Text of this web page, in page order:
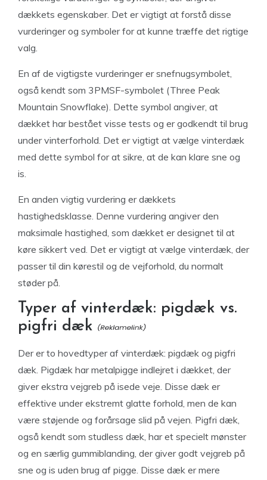
dækkets egenskaber. Det er vigtigt at forstå disse
vurderinger og symboler for at kunne træffe det rigtige
valg.
En af de vigtigste vurderinger er snefnugsymbolet,
også kendt som 3PMSF-symbolet (Three Peak
Mountain Snowflake). Dette symbol angiver, at
dækket har bestået visse tests og er godkendt til brug
under vinterforhold. Det er vigtigt at vælge vinterdæk
med dette symbol for at sikre, at de kan klare sne og
is.
En anden vigtig vurdering er dækkets
hastighedsklasse. Denne vurdering angiver den
maksimale hastighed, som dækket er designet til at
køre sikkert ved. Det er vigtigt at vælge vinterdæk, der
passer til din kørestil og de vejforhold, du normalt
støder på.
Typer af vinterdæk: pigdæk vs.
pigfri dæk
Der er to hovedtyper af vinterdæk: pigdæk og pigfri
dæk. Pigdæk har metalpigge indlejret i dækket, der
giver ekstra vejgreb på isede veje. Disse dæk er
effektive under ekstremt glatte forhold, men de kan
være støjende og forårsage slid på vejen. Pigfri dæk,
også kendt som studless dæk, har et specielt mønster
og en særlig gummiblanding, der giver godt vejgreb på
sne og is uden brug af pigge. Disse dæk er mere